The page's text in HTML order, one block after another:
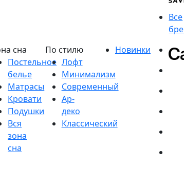
Постельное
белье
Матрасы
Кровати
Подушки